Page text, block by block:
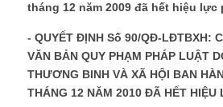
tháng 12 năm 2009 đã hết hiệu lực
- QUYẾT ĐỊNH Số 90/QĐ-LĐTBXH:
VĂN BẢN QUY PHẠM PHÁP LUẬT
THƯƠNG BINH VÀ XÃ HỘI BAN
THÁNG 12 NĂM 2010 ĐÃ HẾT HIỆU